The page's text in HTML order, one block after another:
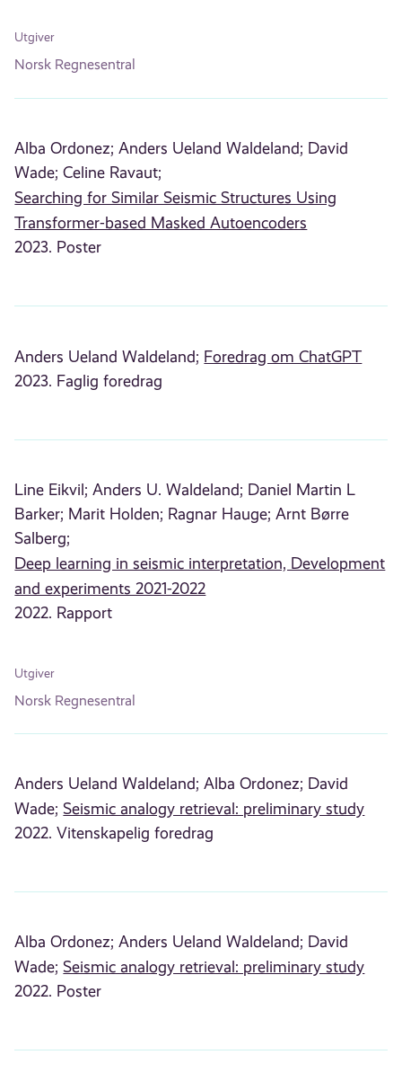
Utgiver
Norsk Regnesentral
Alba Ordonez; Anders Ueland Waldeland; David
Wade; Celine Ravaut;
Searching for Similar Seismic Structures Using
Transformer-based Masked Autoencoders
2023. Poster
Anders Ueland Waldeland; Foredrag om ChatGPT
2023. Faglig foredrag
Line Eikvil; Anders U. Waldeland; Daniel Martin L
Barker; Marit Holden; Ragnar Hauge; Arnt Børre
Salberg;
Deep learning in seismic interpretation, Development
and experiments 2021-2022
2022. Rapport
Utgiver
Norsk Regnesentral
Anders Ueland Waldeland; Alba Ordonez; David
Wade; Seismic analogy retrieval: preliminary study
2022. Vitenskapelig foredrag
Alba Ordonez; Anders Ueland Waldeland; David
Wade; Seismic analogy retrieval: preliminary study
2022. Poster